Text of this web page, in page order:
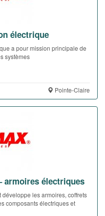
électrique
a pour mission principale de
systèmes
Pointe-Claire
armoires électriques
les armoires, coffrets
composants électriques et